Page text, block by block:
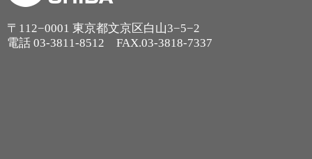
〒112−0001 東京都文京区白山3−5−2
電話 03-3811-8512 FAX.03-3818-7337